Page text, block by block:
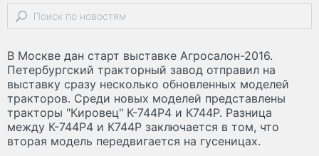
В Москве дан старт выставке Агросалон-2016.
Петербургский тракторный завод отправил на
выставку сразу несколько обновленных моделей
тракторов. Среди новых моделей представлены
тракторы "Кировец" К-744Р4 и К744Р. Разница
между К-744Р4 и К744Р заключается в том, что
вторая модель передвигается на гусеницах.